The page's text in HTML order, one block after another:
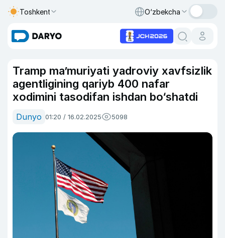
Toshkent O‘zbekcha
Tramp ma’muriyati yadroviy xavfsizlik
agentligining qariyb 400 nafar
xodimini tasodifan ishdan bo‘shatdi
Dunyo 01:20 / 16.02.2025 5098